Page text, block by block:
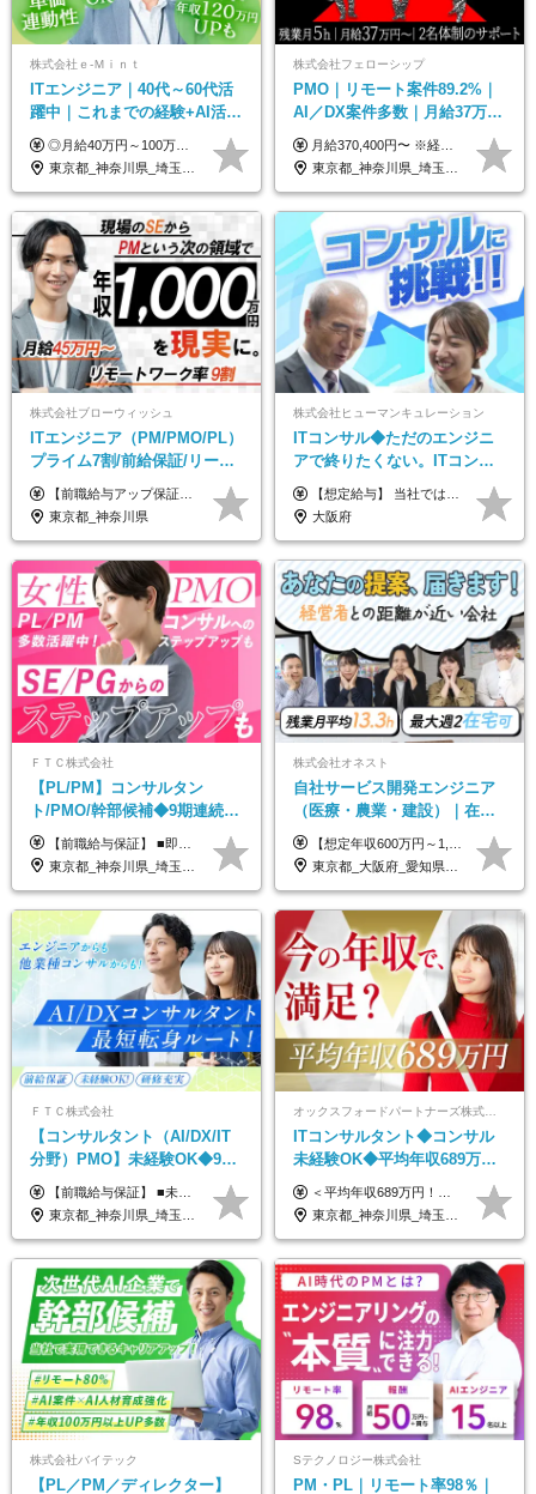
株式会社ｅ‐Ｍｉｎｔ
ITエンジニア｜40代～60代活
躍中｜これまでの経験+AI活用
でスキルアップを支援｜残業
月10h｜副業OK
◎月給40万円～100万円＋インセンティブ＋各種手当 ・年収120万〜300万円UPの実績も！ ・平均年収UP率は1.1～1.3倍 ・案件単価100%公開 × 単価連動の給与制度 ・能力等を考慮の上、決定いたします ※試用期間6ヵ月あり（待遇の変更はありません） ※固定残業代（月20～30時間・3万円～8万円）を含みます 《具体的には...》 ・案件単価65万円⇒年収約500万円 ・案件単価80万円⇒年収約600万円 ・案件単価120万円⇒年収約900万円 ＼ AIで生産性5倍になり給与UP ／ ◇案件単価100%公開 × 単価連動の給与制度 ◇年収120万〜300万UPの実績あり 「単価が上がれば、その分しっかり報われる」 そんなシンプルで納得できる評価制度です。 ⚫️年収300万円アップの実績も 参画する案件の単価を全て公開。 給与は単価に連動しているため納得感持って働くことが可能です。 過去には転職しただけで300万円以上アップした方もいます。 現場でAIを活用して成果を出して単価アップにつながったケースが多数！ ・AIツール利用料金全額負担 ・資格取得補助 ・月給保証制度 ・各種手当
東京都_神奈川県_埼玉県_千葉県_大阪府_愛知県_北海道_青森県_岩手県_宮城県_秋田県_山形県_福島県_茨城県_栃木県_群馬県_新潟県_山梨県_長野県_富山県_石川県_福井県_静岡県_岐阜県_三重県_兵庫県_京都府_滋賀県_奈良県_和歌山県_広島県_岡山県_鳥取県_島根県_山口県_徳島県_香川県_愛媛県_高知県_福岡県_熊本県_佐賀県_長崎県_大分県_宮崎県_鹿児島県_沖縄県
株式会社フェローシップ
PMO｜リモート案件89.2%｜
AI／DX案件多数｜月給37万円
～｜300万円の年収UP事例有
｜PMO経験不問
月給370,400円〜 ※経験やスキルを考慮し、決定いたします ※上記金額には固定残業代（30時間分/70,400円～）を含みます。超過分は別途全額支給いたします ※試用期間6カ月あり（期間中の給与・待遇に差異はありません） ★想定年収4,444,800円～ ★50万円～300万円の年収UP事例があります！
東京都_神奈川県_埼玉県_千葉県
株式会社ブローウィッシュ
ITエンジニア（PM/PMO/PL）
プライム7割/前給保証/リーダ
ー経験不問/30、40代活躍中/
リモート9割
【前職給与アップ保証あり！ゆくゆくは年収800万以上も可能】 月給45万円～＋インセンティブ ※経験や適性を考慮の上、相談し決定します ※上記には固定残業代（20時間分/4万円～）が含まれます ※20時間を超過した場合は別途全額支給します ※試用期間（3ヶ月間）あり。給与・待遇に差異はございません それはより高度な案件にアサイン＆ 還元率が平均より高めのため、 これまでの給与から大幅にアップする人もいます。
東京都_神奈川県
株式会社ヒューマンキュレーション
ITコンサル◆ただのエンジニ
アで終りたくない。ITコンサ
ル・PMに挑戦出来る！成長中
の次世代IT企業
【想定給与】 当社では、すべてのプロジェクトで受注単価を完全開示。 給与はその単価に連動し、還元率は80％以上を保証しています。 経験・スキル・貢献度に応じて報酬を正当に評価し、前職年収の保証も行っています。 ■正社員 月給35万円以上＋賞与年2回（みなし残業20h分含む） ◇試用期間は3ヶ月（期間中の待遇に変更なし） ◇みなし残業は案件先によって異なります。詳細は面談にてご説明致します。 ※経験・スキルを考慮し優遇 年収例： ・29歳女性／年収700万円（開発→上流転向） ・38歳男性／年収1,100万円（PMO・マネジメント） ・47歳男性／年収1,300万円（ITコンサル・高裁量案件）
大阪府
ＦＴＣ株式会社
【PL/PM】コンサルタン
ト/PMO/幹部候補◆9期連続大
幅増益！10期目の成長＋安定
性【前給保証】
【前職給与保証】 ■即戦力（経験目安5年以上）： 月給45万円～80万円 ■経験者（経験目安3年以上）： 月給40万円～60万円 ■ローキャリア（経験目安1年程度）： 月給35万円～40万円 ■未経験者： 月給30万円～35万円 ※上記金額には固定残業代30時間分 【未経験者5万5000円～7万3000円、 ローキャリア6万4000円～7万3000円、 経験者5万8000円～10万9000円、 即戦力8万2000円～14万5000円】を含みます。 ※30時間を超える場合は追加で全額支給します。 ※経験・能力・前職給与などを総合的に評価したうえでご納得いただけるよう個別決定。 未経験者の場合、前職給与とポテンシャルを査定のうえ決定いたします。 ※日本国内でのIT業界経験、または同等の実務経験と能力に応じて決定します。 ※前職給与は日本円かつ、日本国内での実績に基づき評価します。 【納得の評価システム】 ★クォーター毎に査定する評価制度導入！ 明確な評価基準で翌年度年収を上げましょう！ ★評価対象期間に在籍中のほとんどの社員が昇給し 年収アップを実現しています！ ★様々なインセンティブ制度を用意し多角的に正当評価しています！ ※試用期間6カ月（期間中の待遇等に差異なし）
東京都_神奈川県_埼玉県_千葉県
株式会社オネスト
自社サービス開発エンジニア
（医療・農業・建設）｜在宅
あり｜残業月平均13.3h｜年収
1000万可｜賞与年2回
【想定年収600万円～1,300万円】 ★賞与年2回＋勤務地手当＋残業手当（年平均残業時間にて算出）を含む ※基本給＋勤務地手当＋役職手当 ※勤務地手当：結婚の有無に関係なく、物価などの違いを考慮して全社員に支給されます 月給40万円～89万円 ＜各種手当＞ ■勤務地手当（東京2万円／月、大阪1万円／月、名古屋5000円／月） ■通勤手当（月額5万円まで） ■扶養手当（6,000円／扶養親族一人） ■役職手当（8,000円～15万円） ※残業代は1分単位で全額支給します ※経験やスキルを考慮し、当社規定により給与を決定します ※執行役員は年俸制となる場合があります
東京都_大阪府_愛知県_福岡県
ＦＴＣ株式会社
【コンサルタント（AI/DX/IT
分野）PMO】未経験OK◆9期
連続大幅増益！AI企業へ進化
中◆ポジション多数
【前職給与保証】 ■未経験者： 月給30万円～35万円 ■ローキャリア（経験目安1年程度）： 月給35万円～40万円 ■経験者（経験目安3年以上）： 月給40万円～60万円 ■即戦力（経験目安5年以上）： 月給45万円～80万円 ※上記金額には固定残業代30時間分 【未経験者5万5000円～7万3000円、 ローキャリア6万4000円～7万3000円、 経験者5万8000円～10万9000円、 即戦力8万2000円～14万5000円】を含みます。 ※30時間を超える場合は追加で全額支給します。 ※経験・能力・前職給与などを総合的に評価したうえでご納得いただけるよう個別決定。 未経験者の場合、前職給与とポテンシャルを査定のうえ決定いたします。 ※日本国内でのIT業界経験、または同等の実務経験と能力に応じて決定します。 ※前職給与は日本円かつ、日本国内での実績に基づき評価します。 【納得の評価システム】 ★クォーター毎に査定する評価制度導入！ 明確な評価基準で翌年度年収を上げましょう！ ★評価対象期間に在籍中のほとんどの社員が昇給し 年収アップを実現しています！ ★様々なインセンティブ制度を用意し多角的に正当評価しています！ ※試用期間6カ月（期間中の待遇等に差異なし）
東京都_神奈川県_埼玉県_千葉県
ITコンサルタント◆コンサル
未経験OK◆平均年収689万円
◆業界屈指の営業力でサポー
ト◆フルリモート可
＜平均年収689万円！！＞ ☆前給保証以上☆案件待機期間も給与保証あり☆ 月給40万円～150万円（固定残業代含む） ※経験や能力を考慮し決定します ※試用期間6ヶ月あり。条件や待遇に差異はありません ※上記には固定残業代（30時間分／7万6000円～）が含まれています。 ※超過分は時間外手当を別途支給。 【実際の給与例】 野原さん（35歳）※前職年収480万円 （Java／C#エンジニア ⇒ 業務系システム開発 ⇒ 要件定義・業務分析 ⇒ ITコンサル案件へ参画） ▼620万円（入社初年度） ・Web系業務システム開発（Java、C#） ・ 顧客折衝や開発チームとの調整 ・ 既存システムの改修・機能追加案件に従事 ▼780万円（入社2年目） ・ 金融機関向け業務系システムの要件定義・設計補助 ・ 開発チームと連携した業務分析・課題整理 ・小規模PMO支援案件への参画 ▼1,090万円（入社3年目） ・ 大手企業向けIT戦略・業務改革プロジェクトに参画 ・コンサルタントとして要件定義・業務改善提案・ベンダー調整を担当 ・ PMO／部分的PM業務も兼務し、上流工程での裁量を拡大
東京都_神奈川県_埼玉県_千葉県_大阪府_愛知県_北海道_青森県_岩手県_宮城県_秋田県_山形県_福島県_茨城県_栃木県_群馬県_新潟県_山梨県_長野県_富山県_石川県_福井県_静岡県_岐阜県_三重県_兵庫県_京都府_滋賀県_奈良県_和歌山県_広島県_岡山県_鳥取県_島根県_山口県_徳島県_香川県_愛媛県_高知県_福岡県_熊本県_佐賀県_長崎県_大分県_宮崎県_鹿児島県_沖縄県
株式会社バイテック
【PL／PM／ディレクター】
Sテクノロジー株式会社
PM・PL｜リモート率98％｜